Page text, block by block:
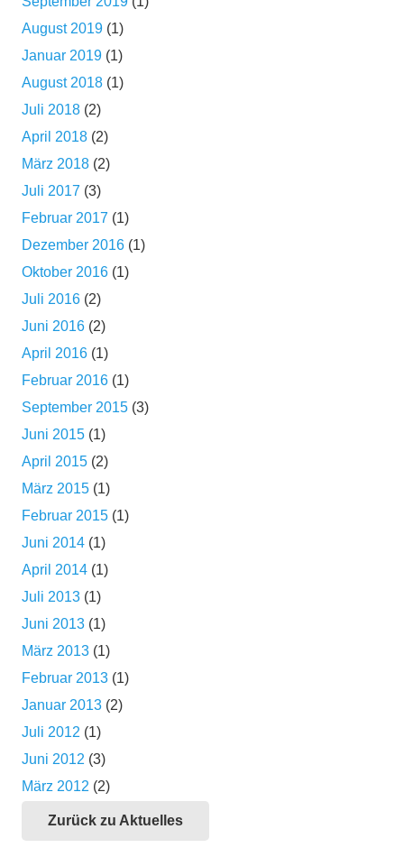
August 2019 (1)
Januar 2019 (1)
August 2018 (1)
Juli 2018 (2)
April 2018 (2)
März 2018 (2)
Juli 2017 (3)
Februar 2017 (1)
Dezember 2016 (1)
Oktober 2016 (1)
Juli 2016 (2)
Juni 2016 (2)
April 2016 (1)
Februar 2016 (1)
September 2015 (3)
Juni 2015 (1)
April 2015 (2)
März 2015 (1)
Februar 2015 (1)
Juni 2014 (1)
April 2014 (1)
Juli 2013 (1)
Juni 2013 (1)
März 2013 (1)
Februar 2013 (1)
Januar 2013 (2)
Juli 2012 (1)
Juni 2012 (3)
März 2012 (2)
Zurück zu Aktuelles